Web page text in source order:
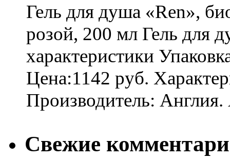
Гель для душа «Ren»,
розой, 200 мл Гель для
характеристики
Цена:1142 руб.
Производитель:
Свежие